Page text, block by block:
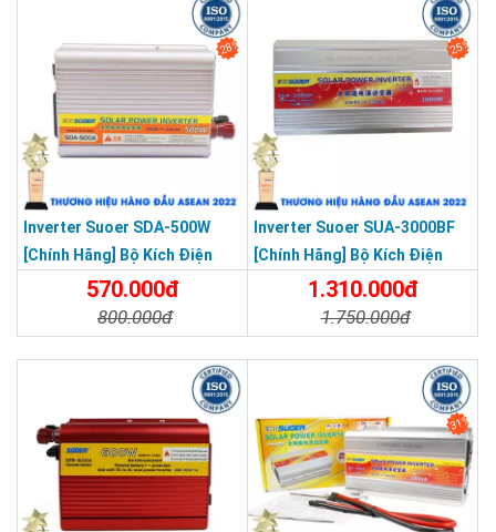
28%
Inverter Suoer SDA-500W
[Chính Hãng] Bộ Kích Điện
12V Lên 220V - Máy Kích Điện
500W Sin Mô Phỏng
570.000đ
800.000đ
25%
Inverter Suoer SUA-3000BF
[Chính Hãng] Bộ Kích Điện
Đổi Điện 3000W 24V Lên 220V
Bảo Vệ Ngược Cực Sóng Sin
Mô Phỏng
1.310.000đ
1.750.000đ
31%